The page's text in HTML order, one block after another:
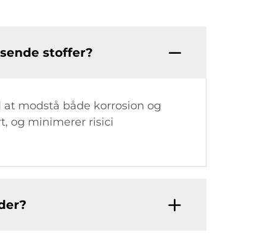
stoffer?
modstå både korrosion og
og minimerer risici